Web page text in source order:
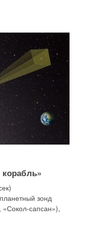
корабль»
зонд
сапсан»),